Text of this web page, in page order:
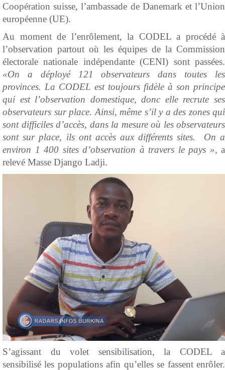
Coopération suisse, l’ambassade de Danemark et l’Union
européenne (UE).
Au moment de l’enrôlement, la CODEL a procédé à
l’observation partout où les équipes de la Commission
électorale nationale indépendante (CENI) sont passées.
«On a déployé 121 observateurs dans toutes les
provinces. La CODEL est toujours fidèle à son principe
qui est l’observation domestique, donc elle recrute ses
observateurs sur place. Ainsi, même s’il y a des zones qui
sont difficiles d’accès, dans la mesure où les observateurs
sont sur place, ils ont accès aux différents sites. On a
environ 1 400 sites d’observation à travers le pays », a
relevé Masse Django Ladji.
S’agissant du volet sensibilisation, la CODEL a
sensibilisé les populations afin qu’elles se fassent enrôler.